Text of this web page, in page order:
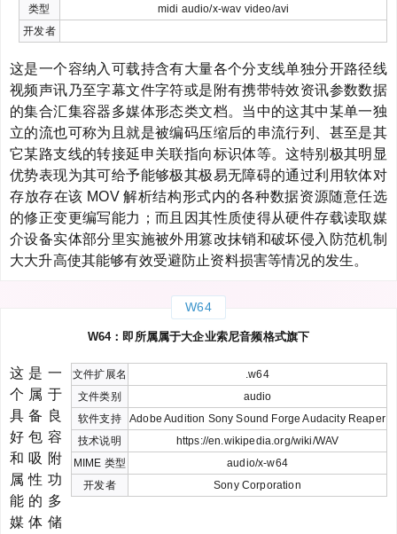
类型
midi audio/x-wav video/avi
开发者
这是一个容纳入可载持含有大量各个分支线单独分开路径线
视频声讯乃至字幕文件字符或是附有携带特效资讯参数数据
的集合汇集容器多媒体形态类文档。当中的这其中某单一独
立的流也可称为且就是被编码压缩后的串流行列、甚至是其
它某路支线的转接延申关联指向标识体等。这特别极其明显
优势表现为其可给予能够极其极易无障碍的通过利用软体对
存放存在该 MOV 解析结构形式内的各种数据资源随意任选
的修正变更编写能力；而且因其性质使得从硬件存载读取媒
介设备实体部分里实施被外用篡改抹销和破坏侵入防范机制
大大升高使其能够有效受避防止资料损害等情况的发生。
W64
W64：即所属属于大企业索尼音频格式旗下
文件扩展名
.w64
文件类别
audio
软件支持
Adobe Audition Sony Sound Forge Audacity Reaper
技术说明
https://en.wikipedia.org/wiki/WAV
MIME 类型
audio/x-w64
开发者
Sony Corporation
这是一
个属于
具备良
好包容
和吸附
属性功
能的多
媒体储